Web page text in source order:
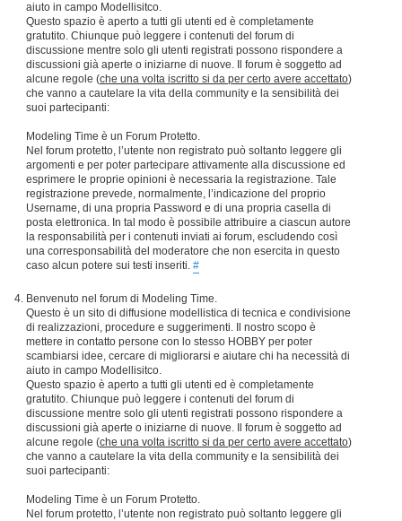
aiuto in campo Modellisitco.
Questo spazio è aperto a tutti gli utenti ed è completamente
gratutito. Chiunque può leggere i contenuti del forum di
discussione mentre solo gli utenti registrati possono rispondere a
discussioni già aperte o iniziarne di nuove. Il forum è soggetto ad
alcune regole (che una volta iscritto si da per certo avere accettato)
che vanno a cautelare la vita della community e la sensibilità dei
suoi partecipanti:
Modeling Time è un Forum Protetto.
Nel forum protetto, l’utente non registrato può soltanto leggere gli
argomenti e per poter partecipare attivamente alla discussione ed
esprimere le proprie opinioni è necessaria la registrazione. Tale
registrazione prevede, normalmente, l’indicazione del proprio
Username, di una propria Password e di una propria casella di
posta elettronica. In tal modo è possibile attribuire a ciascun autore
la responsabilità per i contenuti inviati ai forum, escludendo così
una corresponsabilità del moderatore che non esercita in questo
caso alcun potere sui testi inseriti. #
Benvenuto nel forum di Modeling Time.
Questo è un sito di diffusione modellistica di tecnica e condivisione
di realizzazioni, procedure e suggerimenti. Il nostro scopo è
mettere in contatto persone con lo stesso HOBBY per poter
scambiarsi idee, cercare di migliorarsi e aiutare chi ha necessità di
aiuto in campo Modellisitco.
Questo spazio è aperto a tutti gli utenti ed è completamente
gratutito. Chiunque può leggere i contenuti del forum di
discussione mentre solo gli utenti registrati possono rispondere a
discussioni già aperte o iniziarne di nuove. Il forum è soggetto ad
alcune regole (che una volta iscritto si da per certo avere accettato)
che vanno a cautelare la vita della community e la sensibilità dei
suoi partecipanti:
Modeling Time è un Forum Protetto.
Nel forum protetto, l’utente non registrato può soltanto leggere gli